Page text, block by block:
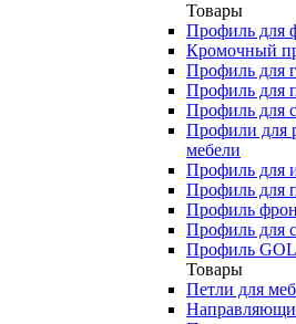
Товары
Профиль для
Кромочный
Профиль для
Профиль для
Профиль для
Профили для
мебели
Профиль для
Профиль для
Профиль
Профиль для
Профиль
Товары
Петли для